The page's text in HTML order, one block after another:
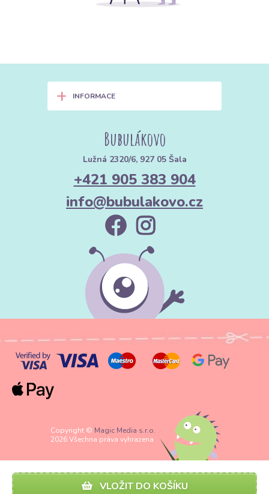
VLOŽIT DO KOŠÍKU
+ INFORMACE
Bubulákovo
Lužná 2320/6, 927 05 Šala
+421 905 383 904
info@bubulakovo.cz
Copyright © Magic Media s.r.o.
2026 Všechna práva vyhrazena